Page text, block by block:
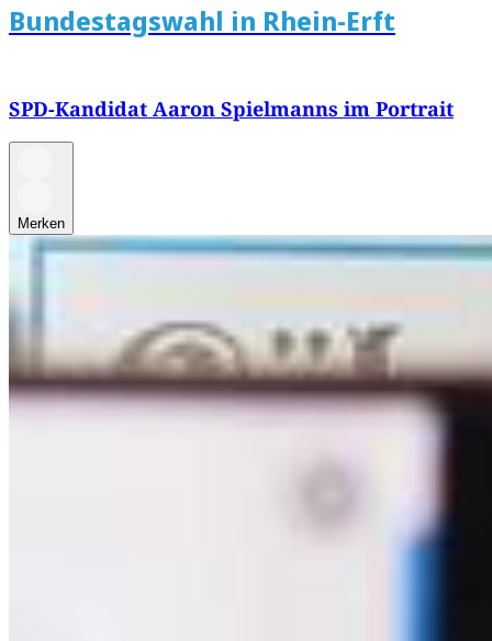
Bundestagswahl in Rhein-Erft
SPD-Kandidat Aaron Spielmanns im Portrait
Merken